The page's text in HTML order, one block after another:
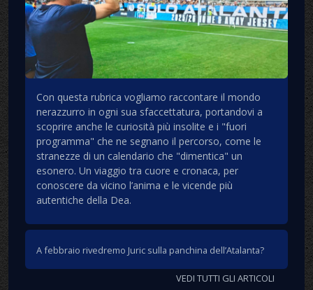
Con questa rubrica vogliamo raccontare il mondo
nerazzurro in ogni sua sfaccettatura, portandovi a
scoprire anche le curiosità più insolite e i "fuori
programma" che ne segnano il percorso, come le
stranezze di un calendario che "dimentica" un
esonero. Un viaggio tra cuore e cronaca, per
conoscere da vicino l’anima e le vicende più
autentiche della Dea.
A febbraio rivedremo Juric sulla panchina dell’Atalanta?
VEDI TUTTI GLI ARTICOLI